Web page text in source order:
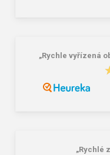
„Rychle vyřízená
„Rychlé